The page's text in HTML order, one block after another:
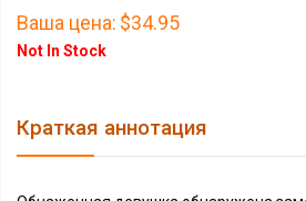
Ваша цена: $34.95
Not In Stock
Краткая аннотация